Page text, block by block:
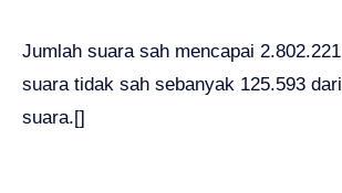
Jumlah suara sah mencapai
suara tidak sah sebanyak 125.593
suara.[]